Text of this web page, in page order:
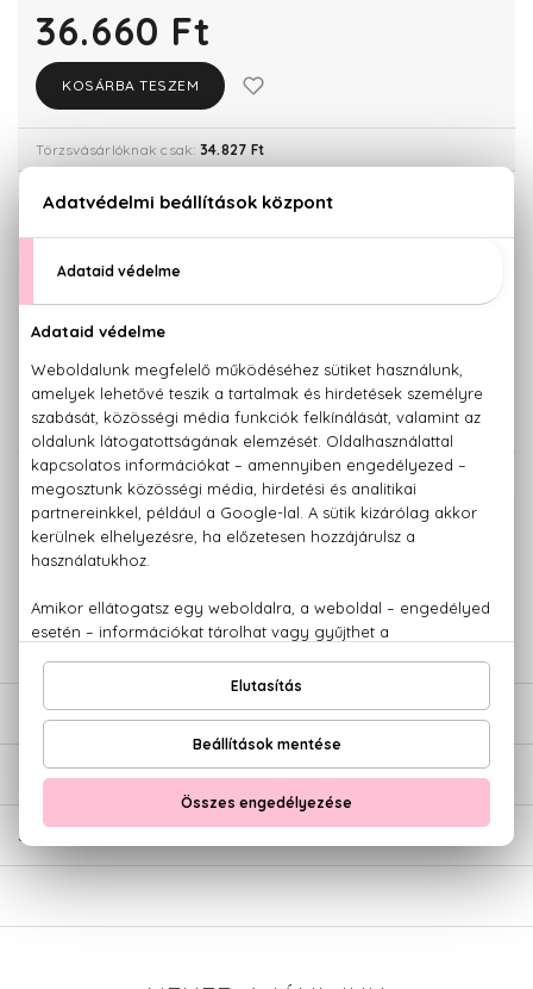
36.660 Ft
KOSÁRBA TESZEM
Törzsvásárlóknak csak: 34.827 Ft
KISZERELÉS KIVÁLASZTÁSA
23.530 Ft
43.250 Ft
KAPCSOLÓDÓ TERMÉKEK
100% eredeti termékek, 14 napos visszaküldési garanciával
779 1926
LEÍRÁS
ÉRTÉKELÉSEK (0)
SZÁLLÍTÁS